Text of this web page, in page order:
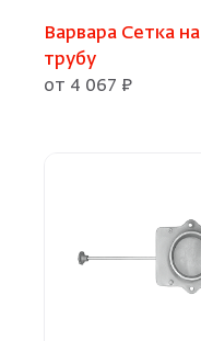
Варвара Сетка на
трубу
от 4 067 ₽